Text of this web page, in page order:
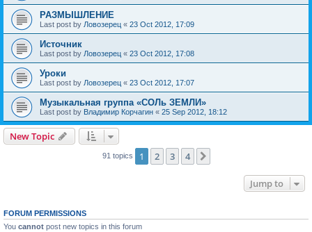
РАЗМЫШЛЕНИЕ
Last post by Ловозерец « 23 Oct 2012, 17:09
Источник
Last post by Ловозерец « 23 Oct 2012, 17:08
Уроки
Last post by Ловозерец « 23 Oct 2012, 17:07
Музыкальная группа «СОЛь ЗЕМЛИ»
Last post by Владимир Корчагин « 25 Sep 2012, 18:12
New Topic
91 topics 1 2 3 4
Jump to
FORUM PERMISSIONS
You cannot post new topics in this forum